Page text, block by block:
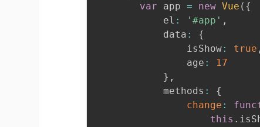
var app = new Vue ( {
            el
: '#app' ,
            data
:
{
                isShow
: true ,
                age
:
17
} ,
            methods
:
{
change :
this .